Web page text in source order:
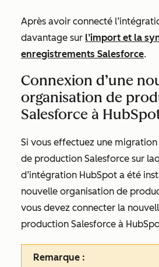
Après avoir connecté
davantage sur l’import et la
enregistrements Salesforce.
Connexion d’une
organisation de
Salesforce à
Si vous effectuez une
de production Salesforce sur
d’intégration HubSpot a été
nouvelle organisation de
vous devez connecter la
production Salesforce à
Remarque :